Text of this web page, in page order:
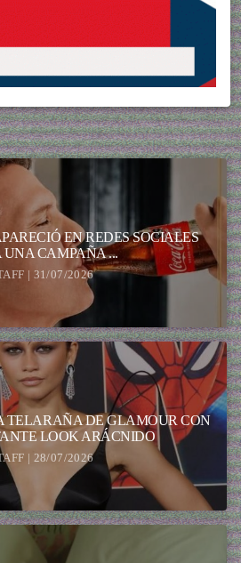
EN REDES SOCIALES
UNA CAMPAÑA ...
| 31/07/2026
TELARAÑA DE GLAMOUR CON
LOOK ARÁCNIDO
| 28/07/2026